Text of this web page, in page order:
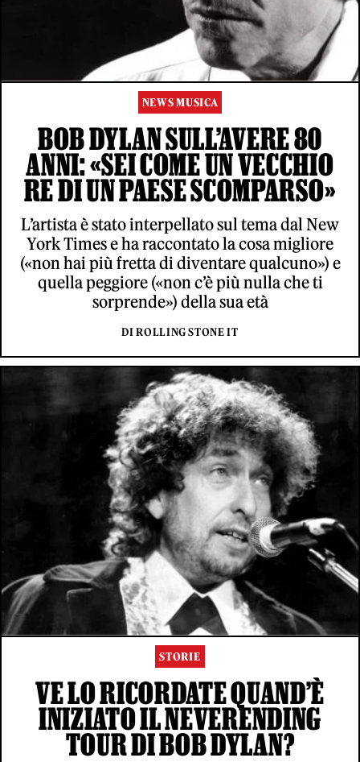
NEWS MUSICA
BOB DYLAN SULL’AVERE 80
ANNI: «SEI COME UN VECCHIO
RE DI UN PAESE SCOMPARSO»
L’artista è stato interpellato sul tema dal New
York Times e ha raccontato la cosa migliore
(«non hai più fretta di diventare qualcuno») e
quella peggiore («non c’è più nulla che ti
sorprende») della sua età
DI ROLLING STONE IT
STORIE
VE LO RICORDATE QUAND’È
INIZIATO IL NEVERENDING
TOUR DI BOB DYLAN?